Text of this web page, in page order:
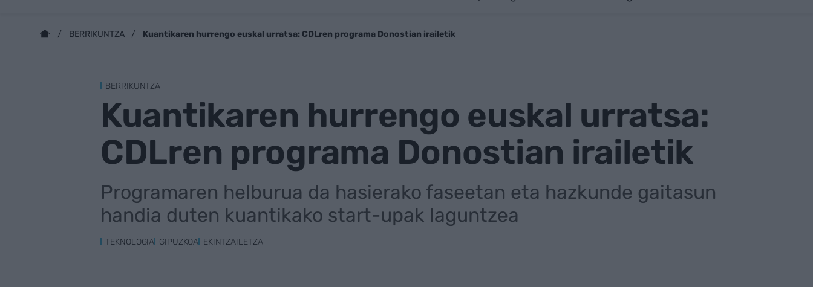
BERRIKUNTZA Kuantikaren hurrengo euskal urratsa: CDLren programa Donostian irailetik
BERRIKUNTZA
Kuantikaren hurrengo euskal urratsa:
CDLren programa Donostian irailetik
Programaren helburua da hasierako faseetan eta hazkunde gaitasun
handia duten kuantikako start-upak laguntzea
TEKNOLOGIA GIPUZKOA EKINTZAILETZA